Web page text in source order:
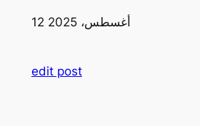
12 أغسطس، 2025
edit post